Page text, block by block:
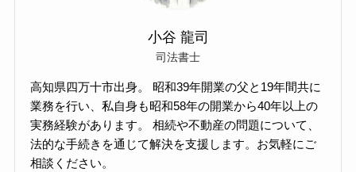
小谷 龍司
司法書士
高知県四万十市出身。 昭和39年開業の父と19年間共に
業務を行い、私自身も昭和58年の開業から40年以上の
実務経験があります。 相続や不動産の問題について、
法的な手続きを通じて解決を支援します。お気軽にご
相談ください。